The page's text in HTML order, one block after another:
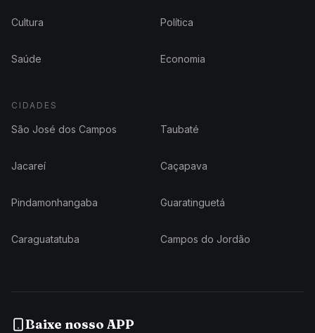
Cultura Política
Saúde Economia
CIDADES
São José dos Campos Taubaté
Jacareí Caçapava
Pindamonhangaba Guaratinguetá
Caraguatatuba Campos do Jordão
Baixe nosso APP